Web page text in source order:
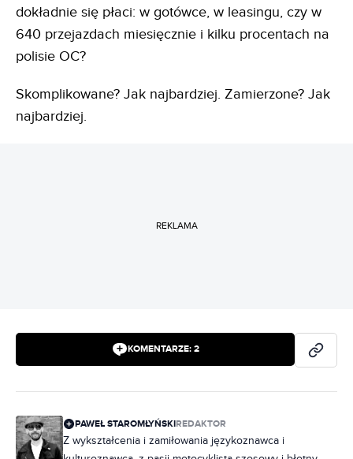
dokładnie się płaci: w gotówce, w leasingu, czy w
640 przejazdach miesięcznie i kilku procentach na
polisie OC?
Skomplikowane? Jak najbardziej. Zamierzone? Jak
najbardziej.
REKLAMA
KOMENTARZE: 2
PAWEŁ STAROMŁYŃSKIREDAKTOR
Z wykształcenia i zamiłowania językoznawca i